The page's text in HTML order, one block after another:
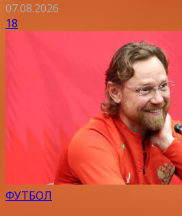
07.08.2026
18
ФУТБОЛ